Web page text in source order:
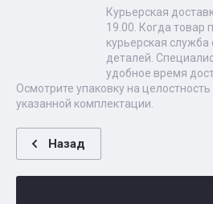
Курьерская
19.00. Когда товар
курьерская
деталей.
удобное время
Осмотрите упаковку на целостность
указанной комплектации.
Назад